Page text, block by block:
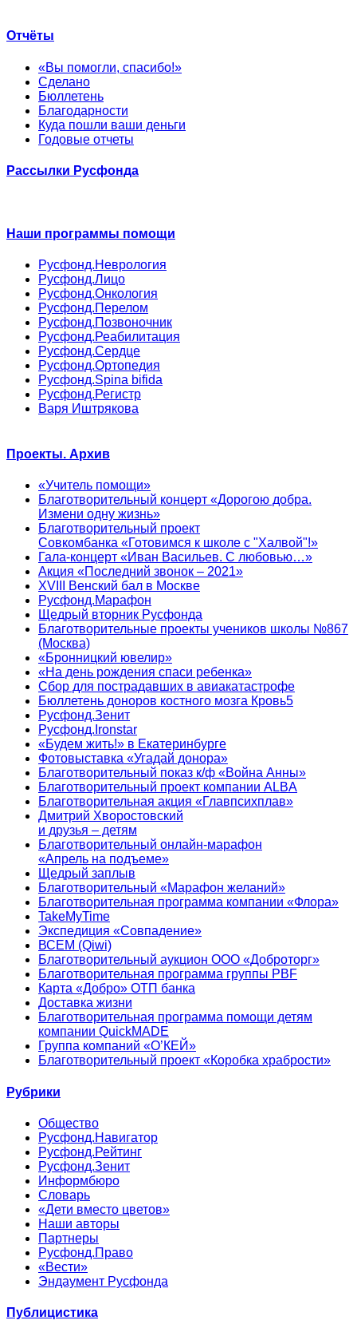
Отчёты
«Вы помогли, спасибо!»
Сделано
Бюллетень
Благодарности
Куда пошли ваши деньги
Годовые отчеты
Рассылки Русфонда
Наши программы помощи
Русфонд.Неврология
Русфонд.Лицо
Русфонд.Онкология
Русфонд.Перелом
Русфонд.Позвоночник
Русфонд.Реабилитация
Русфонд.Сердце
Русфонд.Ортопедия
Русфонд.Spina bifida
Русфонд.Регистр
Варя Иштрякова
Проекты. Архив
«Учитель помощи»
Благотворительный концерт «Дорогою добра.
Измени одну жизнь»
Благотворительный проект
Совкомбанка «Готовимся к школе с "Халвой"!»
Гала-концерт «Иван Васильев. С любовью…»
Акция «Последний звонок – 2021»
XVIII Венский бал в Москве
Русфонд.Марафон
Щедрый вторник Русфонда
Благотворительные проекты учеников школы №867
(Москва)
«Бронницкий ювелир»
«На день рождения спаси ребенка»
Сбор для пострадавших в авиакатастрофе
Бюллетень доноров костного мозга Кровь5
Русфонд.Зенит
Русфонд.Ironstar
«Будем жить!» в Екатеринбурге
Фотовыставка «Угадай донора»
Благотворительный показ к/ф «Война Анны»
Благотворительный проект компании ALBA
Благотворительная акция «Главпсихплав»
Дмитрий Хворостовский
и друзья – детям
Благотворительный онлайн‑марафон
«Апрель на подъеме»
Щедрый заплыв
Благотворительный «Марафон желаний»
Благотворительная программа компании «Флора»
TakeMyTime
Экспедиция «Совпадение»
ВСЕМ (Qiwi)
Благотворительный аукцион ООО «Доброторг»
Благотворительная программа группы PBF
Карта «Добро» ОТП банка
Доставка жизни
Благотворительная программа помощи детям
компании QuickMADE
Группа компаний «О’КЕЙ»
Благотворительный проект «Коробка храбрости»
Рубрики
Общество
Русфонд.Навигатор
Русфонд.Рейтинг
Русфонд.Зенит
Информбюро
Словарь
«Дети вместо цветов»
Наши авторы
Партнеры
Русфонд.Право
«Вести»
Эндаумент Русфонда
Публицистика